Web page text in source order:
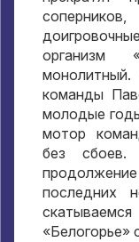
соперников,
организм
монолитный.
команды
молодые
мотор
без сбоев.
последних
«Белогорье»